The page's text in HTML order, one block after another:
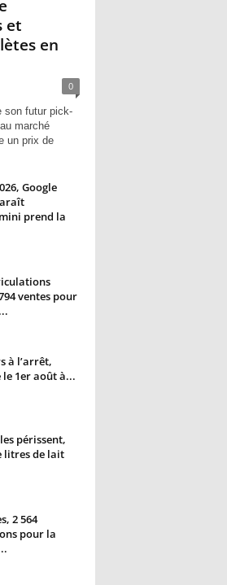
et
en
0
son futur pick-
marché
un prix de
Google
prend la
ventes pour
à l’arrêt,
le 1er août à...
périssent,
litres de lait
2 564
pour la